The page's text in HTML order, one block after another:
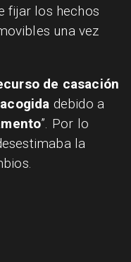
fijar los hechos
una vez
de casación
debido a
”. Por lo
la